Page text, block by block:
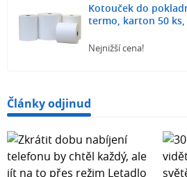
Kotouček do
termo, karton 50 ks,
Nejnižší cena!
Články odjinud